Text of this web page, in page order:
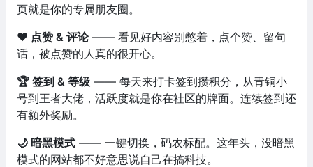
页就是你的专属朋友圈。
❤️ 点赞 & 评论—— 看见好内容别憋着，点个赞、留句
话，被点赞的人真的很开心。
🏆 签到 & 等级 —— 每天来打卡签到攒积分，从青铜小
号到王者大佬，活跃度就是你在社区的牌面。连续签到还
有额外奖励。
🌙 暗黑模式 —— 一键切换，码农标配。这年头，没暗黑
模式的网站都不好意思说自己在搞科技。